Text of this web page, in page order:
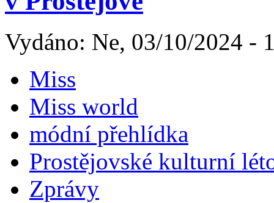
Vydáno: Ne, 03/10/2024 -
Miss
Miss world
módní přehlídka
Prostějovské kulturní
Zprávy